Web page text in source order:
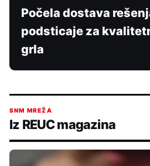
Počela dostava
podsticaje za
grla
SNM MREŽA
Iz REUC magazina